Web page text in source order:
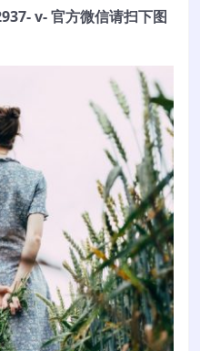
v- 官方微信请扫下图